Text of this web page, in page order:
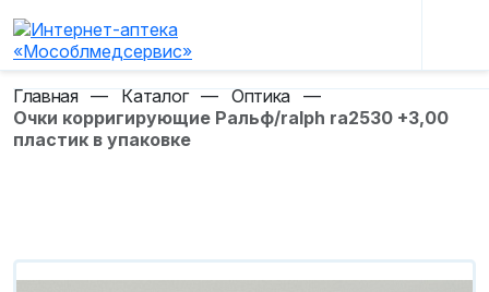
Главная — Каталог — Оптика —
Очки корригирующие Ральф/ralph ra2530 +3,00
пластик в упаковке